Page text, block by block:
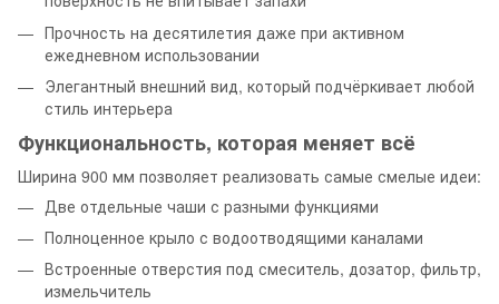
Прочность на десятилетия даже при активном
ежедневном использовании
Элегантный внешний вид, который подчёркивает любой
стиль интерьера
Функциональность, которая меняет всё
Ширина 900 мм позволяет реализовать самые смелые идеи:
Две отдельные чаши с разными функциями
Полноценное крыло с водоотводящими каналами
Встроенные отверстия под смеситель, дозатор, фильтр,
измельчитель